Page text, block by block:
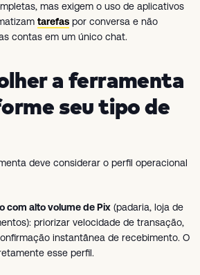
mas exigem o uso de aplicativos
tarefas por conversa e não
contas em um único chat.
a ferramenta
seu tipo de
deve considerar o perfil operacional
com alto volume de Pix (padaria, loja de
priorizar velocidade de transação,
instantânea de recebimento. O
esse perfil.